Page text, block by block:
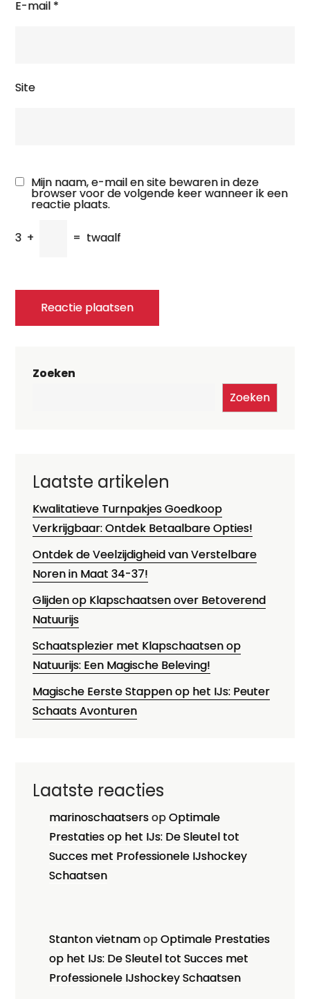
E-mail *
Site
Mijn naam, e-mail en site bewaren in deze
browser voor de volgende keer wanneer ik een
reactie plaats.
3 + = twaalf
Zoeken
Zoeken
Laatste artikelen
Kwalitatieve Turnpakjes Goedkoop
Verkrijgbaar: Ontdek Betaalbare Opties!
Ontdek de Veelzijdigheid van Verstelbare
Noren in Maat 34-37!
Glijden op Klapschaatsen over Betoverend
Natuurijs
Schaatsplezier met Klapschaatsen op
Natuurijs: Een Magische Beleving!
Magische Eerste Stappen op het IJs: Peuter
Schaats Avonturen
Laatste reacties
marinoschaatsersopOptimale
Prestaties op het IJs: De Sleutel tot
Succes met Professionele IJshockey
Schaatsen
Stanton vietnamopOptimale Prestaties
op het IJs: De Sleutel tot Succes met
Professionele IJshockey Schaatsen